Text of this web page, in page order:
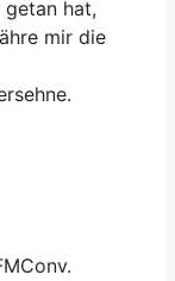
hat,
mir die